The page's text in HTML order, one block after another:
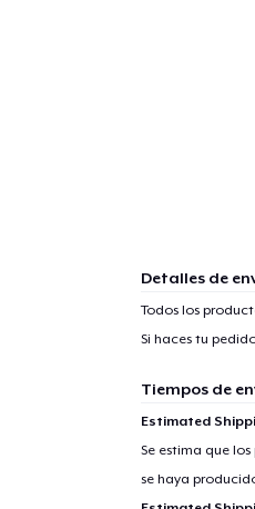
Detalles de
Todos los
Si haces tu
Tiempos de
Estimated
Se estima que
se haya